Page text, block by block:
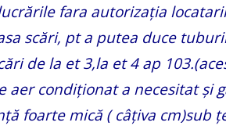
fara autorizația
scări, pt a putea duce
de la et 3,la et 4 ap
aer condiționat a necesitat și
foarte mică ( câțiva cm)sub